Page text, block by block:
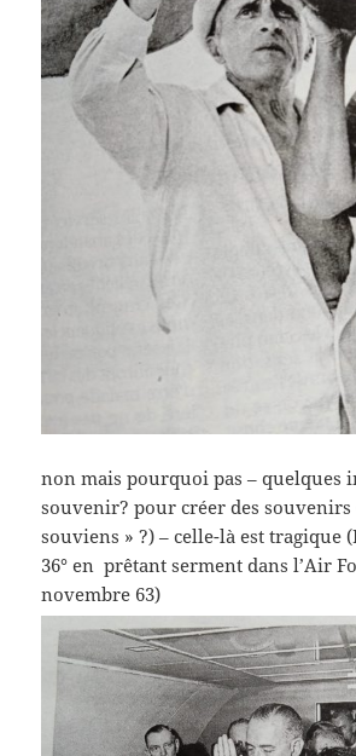
non mais pourquoi pas – quelques
souvenir? pour créer des souvenirs
souviens » ?) – celle-là est tragique
36° en prêtant serment dans l’Air
novembre 63)